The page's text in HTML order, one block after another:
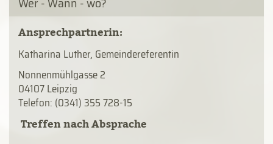
Ansprechpartnerin:
Katharina Luther, Gemeindereferentin
Nonnenmühlgasse 2
04107 Leipzig
Telefon: (0341) 355 728-15
Treffen nach Absprache